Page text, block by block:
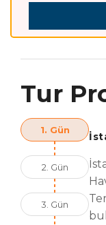
Tur
1. Gün
2. Gün
3. Gün